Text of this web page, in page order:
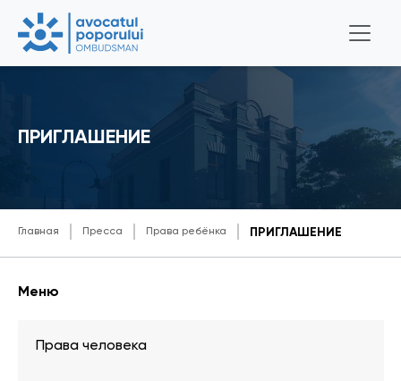
ПРИГЛАШЕНИЕ
Главная Пресса Права ребёнка ПРИГЛАШЕНИЕ
Меню
Права человека